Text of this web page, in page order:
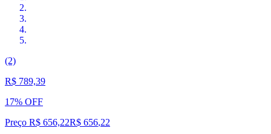
(2)
R$ 789,39
17% OFF
Preço R$ 656,22R$ 656,22